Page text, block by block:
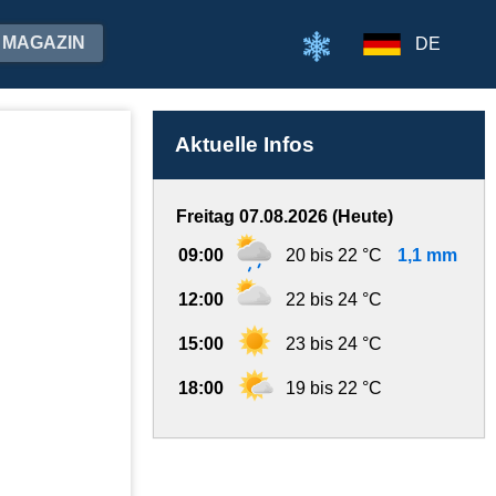
MAGAZIN DE
Aktuelle Infos
Freitag 07.08.2026 (Heute)
09:00 20 bis 22 °C 1,1 mm
12:00 22 bis 24 °C
15:00 23 bis 24 °C
18:00 19 bis 22 °C